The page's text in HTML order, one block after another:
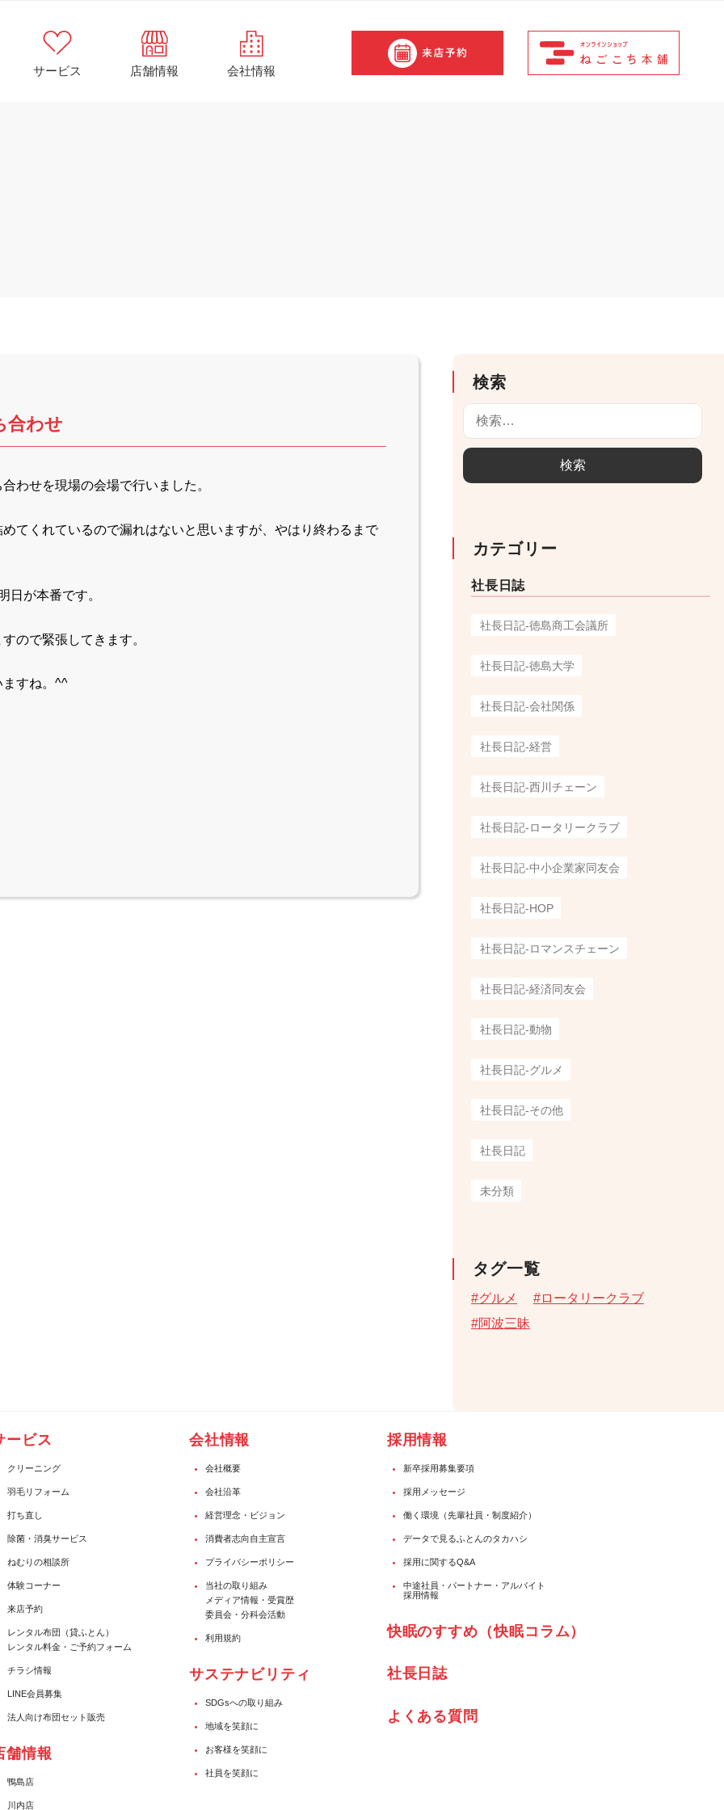
サービス 店舗情報 会社情報
検索
カテゴリー
社長日誌
社長日記-徳島商工会議所
社長日記-徳島大学
社長日記-会社関係
社長日記-経営
社長日記-西川チェーン
社長日記-ロータリークラブ
社長日記-中小企業家同友会
社長日記-HOP
社長日記-ロマンスチェーン
社長日記-経済同友会
社長日記-動物
社長日記-グルメ
社長日記-その他
社長日記
未分類
タグ一覧
グルメ
ロータリークラブ
阿波三昧
合わせ
わせを現場の会場で行いました。
てくれているので漏れはないと思いますが、やはり終わるまで
日が本番です。
ので緊張してきます。
ますね。^^
ービス
クリーニング
羽毛リフォーム
打ち直し
除菌・消臭サービス
ねむりの相談所
体験コーナー
来店予約
レンタル布団（貸ふとん）
レンタル料金・ご予約フォーム
チラシ情報
LINE会員募集
法人向け布団セット販売
舗情報
鴨島店
川内店
会社情報
会社概要
会社沿革
経営理念・ビジョン
消費者志向自主宣言
プライバシーポリシー
当社の取り組み
メディア情報・受賞歴
委員会・分科会活動
利用規約
サステナビリティ
SDGsへの取り組み
地域を笑顔に
お客様を笑顔に
社員を笑顔に
採用情報
新卒採用募集要項
採用メッセージ
働く環境（先輩社員・制度紹介）
データで見るふとんのタカハシ
採用に関するQ&A
中途社員・パートナー・アルバイト
採用情報
快眠のすすめ（快眠コラム）
社⾧日誌
よくある質問